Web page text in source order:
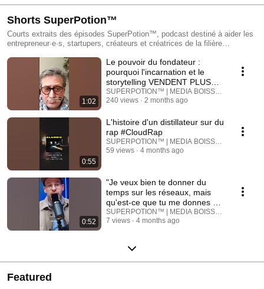
Shorts SuperPotion™
Courts extraits des épisodes SuperPotion™, podcast destiné à aider les
entrepreneur·e·s, startupers, créateurs et créatrices de la filière
astuces et conseils en moins d'une minute !
1:02
Le pouvoir du fondateur :
pourquoi l'incarnation et le
storytelling VENDENT PLUS
que la recette !
SUPERPOTION™ | MEDIA BOISSON - w/
240 views
2 months ago
0:55
L'histoire d'un distillateur sur du
rap #CloudRap
SUPERPOTION™ | MEDIA BOISSON - w/
59 views
4 months ago
0:52
"Je veux bien te donner du
temps sur les réseaux, mais
qu'est-ce que tu me donnes en
échange ?..."
SUPERPOTION™ | MEDIA BOISSON - w/
7 views
4 months ago
Featured